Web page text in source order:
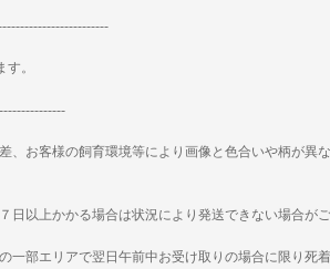
。
、お客様の飼育環境等により画像と色合いや柄が異
日以上かかる場合は状況により発送できない場合がご
一部エリアで翌日午前中お受け取りの場合に限り死